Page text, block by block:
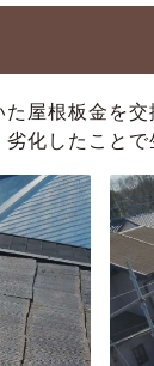
屋根板金を
化したこと